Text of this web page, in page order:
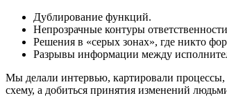
Дублирование функций.
Непрозрачные контуры
Решения в «серых зонах», где никто
Разрывы информации между
Мы делали интервью, картировали
схему, а добиться принятия изменений